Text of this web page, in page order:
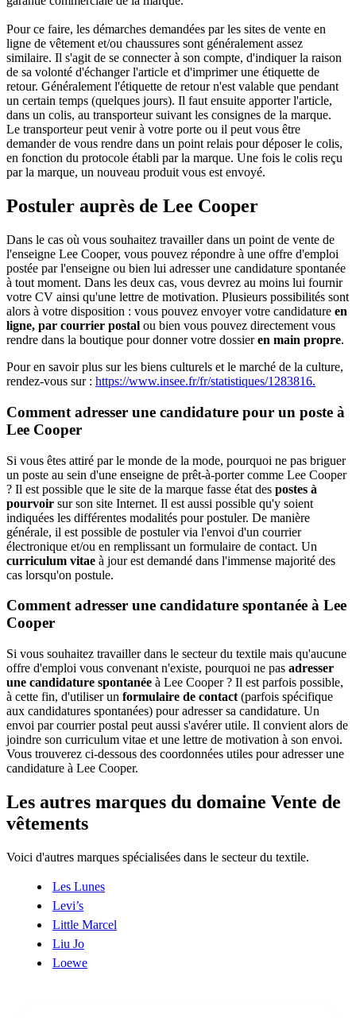
Pour ce faire, les démarches demandées par les sites de vente en
ligne de vêtement et/ou chaussures sont généralement assez
similaire. Il s'agit de se connecter à son compte, d'indiquer la raison
de sa volonté d'échanger l'article et d'imprimer une étiquette de
retour. Généralement l'étiquette de retour n'est valable que pendant
un certain temps (quelques jours). Il faut ensuite apporter l'article,
dans un colis, au transporteur suivant les consignes de la marque.
Le transporteur peut venir à votre porte ou il peut vous être
demander de vous rendre dans un point relais pour déposer le colis,
en fonction du protocole établi par la marque. Une fois le colis reçu
par la marque, un nouveau produit vous est envoyé.
Postuler auprès de Lee Cooper
Dans le cas où vous souhaitez travailler dans un point de vente de
l'enseigne Lee Cooper, vous pouvez répondre à une offre d'emploi
postée par l'enseigne ou bien lui adresser une candidature spontanée
à tout moment. Dans les deux cas, vous devrez au moins lui fournir
votre CV ainsi qu'une lettre de motivation. Plusieurs possibilités sont
alors à votre disposition : vous pouvez envoyer votre candidature en
ligne, par courrier postal ou bien vous pouvez directement vous
rendre dans la boutique pour donner votre dossieren main propre.
Pour en savoir plus sur les biens culturels et le marché de la culture,
rendez-vous sur : https://www.insee.fr/fr/statistiques/1283816.
Comment adresser une candidature pour un poste à
Lee Cooper
Si vous êtes attiré par le monde de la mode, pourquoi ne pas briguer
un poste au sein d'une enseigne de prêt-à-porter comme Lee Cooper
? Il est possible que le site de la marque fasse état des postes à
pourvoir sur son site Internet. Il est aussi possible qu'y soient
indiquées les différentes modalités pour postuler. De manière
générale, il est possible de postuler via l'envoi d'un courrier
électronique et/ou en remplissant un formulaire de contact. Un
curriculum vitae à jour est demandé dans l'immense majorité des
cas lorsqu'on postule.
Comment adresser une candidature spontanée à Lee
Cooper
Si vous souhaitez travailler dans le secteur du textile mais qu'aucune
offre d'emploi vous convenant n'existe, pourquoi ne pas adresser
une candidature spontanée à Lee Cooper ? Il est parfois possible,
à cette fin, d'utiliser un formulaire de contact (parfois spécifique
aux candidatures spontanées) pour adresser sa candidature. Un
envoi par courrier postal peut aussi s'avérer utile. Il convient alors de
joindre son curriculum vitae et une lettre de motivation à son envoi.
Vous trouverez ci-dessous des coordonnées utiles pour adresser une
candidature à Lee Cooper.
Les autres marques du domaine Vente de
vêtements
Voici d'autres marques spécialisées dans le secteur du textile.
Les Lunes
Levi’s
Little Marcel
Liu Jo
Loewe